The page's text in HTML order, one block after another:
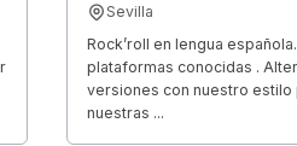
Sevilla
Rock’roll en lengua
plataformas conocidas .
versiones con nuestro estilo
nuestras ...